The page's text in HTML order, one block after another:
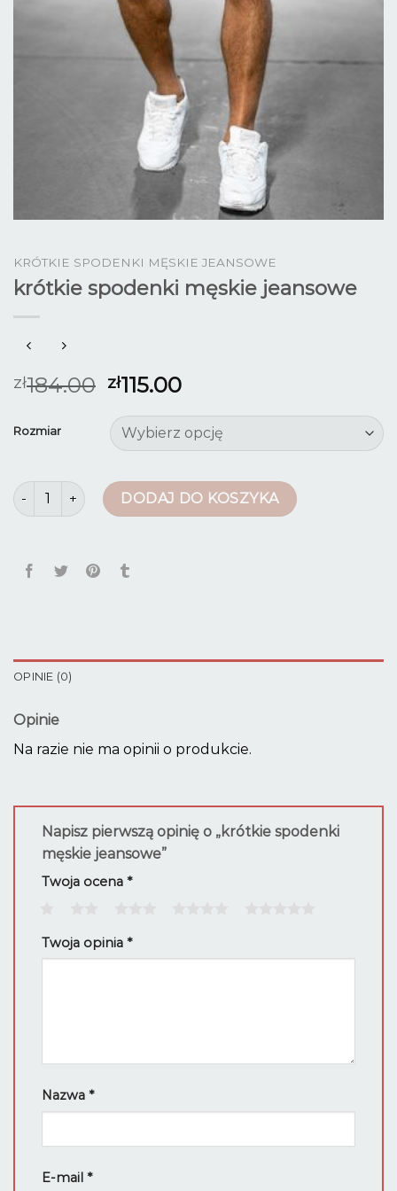
KRÓTKIE SPODENKI MĘSKIE JEANSOWE
krótkie spodenki męskie jeansowe
zł184.00 zł115.00
Rozmiar
ilość krótkie spodenki męskie jeansowe
DODAJ DO KOSZYKA
OPINIE (0)
Opinie
Na razie nie ma opinii o produkcie.
Napisz pierwszą opinię o „krótkie spodenki
męskie jeansowe”
Twoja ocena *
Twoja opinia *
Nazwa *
E-mail *